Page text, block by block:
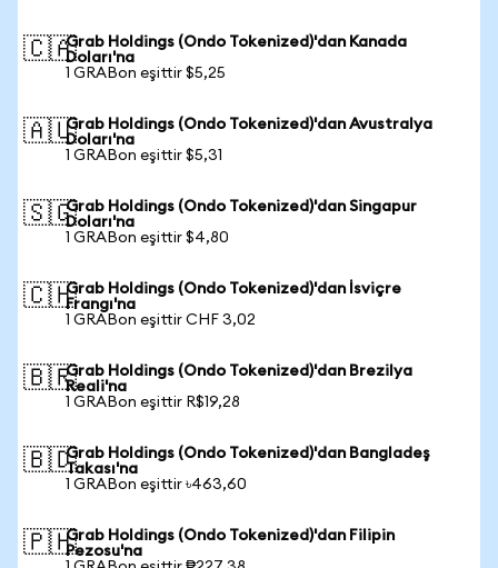
🇨🇦Grab Holdings (Ondo Tokenized)'dan Kanada
Doları'na
1 GRABon eşittir $5,25
🇦🇺Grab Holdings (Ondo Tokenized)'dan Avustralya
Doları'na
1 GRABon eşittir $5,31
🇸🇬Grab Holdings (Ondo Tokenized)'dan Singapur
Doları'na
1 GRABon eşittir $4,80
🇨🇭Grab Holdings (Ondo Tokenized)'dan İsviçre
Frangı'na
1 GRABon eşittir CHF 3,02
🇧🇷Grab Holdings (Ondo Tokenized)'dan Brezilya
Reali'na
1 GRABon eşittir R$19,28
🇧🇩Grab Holdings (Ondo Tokenized)'dan Bangladeş
Takası'na
1 GRABon eşittir ৳463,60
🇵🇭Grab Holdings (Ondo Tokenized)'dan Filipin
Pezosu'na